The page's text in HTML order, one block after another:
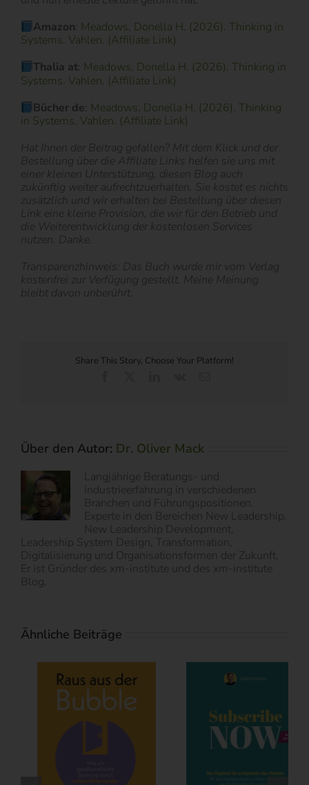
Amazon: Meadows, Donella H. (2026). Thinking in
Systems. Vahlen. (Affiliate Link)
Thalia at: Meadows, Donella H. (2026). Thinking in
Systems. Vahlen. (Affiliate Link)
Bücher de: Meadows, Donella H. (2026). Thinking
in Systems. Vahlen. (Affiliate Link)
Hat Ihnen der Beitrag gefallen? Mit dem Klick und der
Bestellung über die Affiliate Links helfen sie uns mit
einer kleinen Unterstützung, diesen Blog auch
zukünftig weiter aufrechtzuerhalten. Sie kostet es nichts
zusätzlich und wir erhalten bei Bestellung über diesen
Link eine kleine Provision, die wir für den Betrieb und
die Weiterentwicklung der kostenlosen Services
nutzen. Danke.
Transparenzhinweis: Das Buch wurde mir vom Verlag
kostenfrei zur Verfügung gestellt. Meine Meinung
bleibt davon unberührt.
Share This Story, Choose Your Platform!
Über den Autor: Dr. Oliver Mack
Langjährige Beratungs- und
Industrieerfahrung in verschiedenen
Branchen und Führungspositionen.
Experte in den Bereichen New Leadership,
New Leadership Development,
Leadership System Design, Transformation,
Digitalisierung und Organisationsformen der Zukunft.
Er ist Gründer des xm-institute und des xm-institute
Blog.
Ähnliche Beiträge